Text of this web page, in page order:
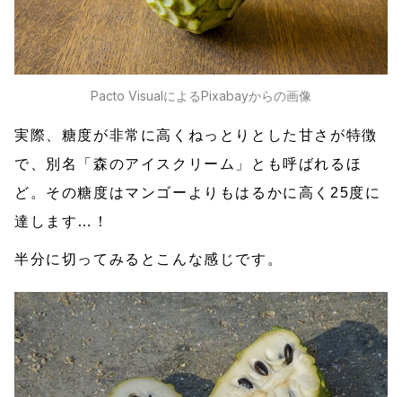
Pacto VisualによるPixabayからの画像
実際、糖度が非常に高くねっとりとした甘さが特徴
で、別名「森のアイスクリーム」とも呼ばれるほ
ど。その糖度はマンゴーよりもはるかに高く25度に
達します…！
半分に切ってみるとこんな感じです。